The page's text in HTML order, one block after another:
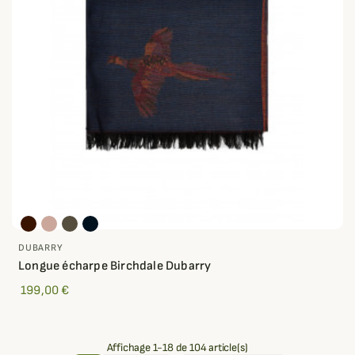
DUBARRY
Longue écharpe Birchdale Dubarry
199,00 €
Affichage 1-18 de 104 article(s)